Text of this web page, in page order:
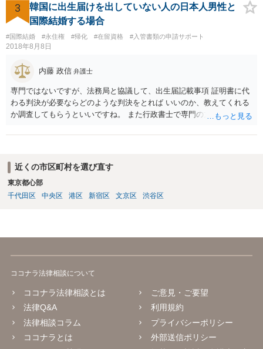
とになります。 期間は通常９０日、３０日、あるいは１５日ですが、
今はコロナもあり刻々と状況が変わっているので、事前に外務省や大
使館に問い合わせたほうがいいかもしれません。ネットでの情報収集
もしたほうがいいと思います
3
韓国に出生届けを出していない人の日本人男性と
国際結婚する場合
#国際結婚 #永住権 #帰化 #在留資格 #入管書類の申請サポート
2018年8月8日
内藤 政信 弁護士
専門ではないですが、法務局と協議して、出生届記載事項 証明書に代
わる判決が必要ならどのような判決をとれば いいのか、教えてくれる
か調査してもらうといいですね。 また行政書士で専門の方がいそうな
近くの市区町村を選び直す
東京都心部
千代田区
中央区 港区 新宿区 文京区 渋谷区
ココナラ法律相談について
ココナラ法律相談とは
法律Q&A
法律相談コラム
ココナラとは
ご意見・ご要望
利用規約
プライバシーポリシー
外部送信ポリシー